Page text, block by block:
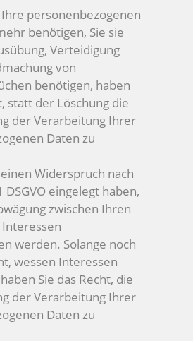
personenbezogenen
benötigen, Sie sie
Verteidigung
von
benötigen, haben
statt der Löschung die
der Verarbeitung Ihrer
Daten zu
Widerspruch nach
DSGVO eingelegt haben,
zwischen Ihren
werden. Solange noch
wessen Interessen
Sie das Recht, die
der Verarbeitung Ihrer
Daten zu